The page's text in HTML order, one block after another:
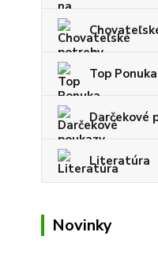
Top Ponuka
Darčekové
Literatúra
Novinky